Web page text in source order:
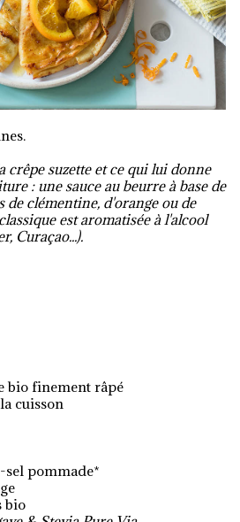
crêpe suzette et ce qui lui donne
: une sauce au beurre à base de
de clémentine, d'orange ou de
est aromatisée à l'alcool
Curaçao...).
bio finement râpé
cuisson
sel pommade*
bio